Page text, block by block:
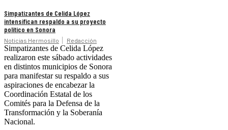
Simpatizantes de Celida López
intensifican respaldo a su proyecto
político en Sonora
Noticias Hermosillo Redacción
Simpatizantes de Celida López
realizaron este sábado actividades
en distintos municipios de Sonora
para manifestar su respaldo a sus
aspiraciones de encabezar la
Coordinación Estatal de los
Comités para la Defensa de la
Transformación y la Soberanía
Nacional.